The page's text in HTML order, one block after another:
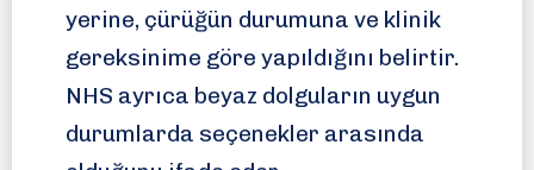
yerine, çürüğün durumuna ve klinik
gereksinime göre yapıldığını belirtir.
NHS ayrıca beyaz dolguların uygun
durumlarda seçenekler arasında